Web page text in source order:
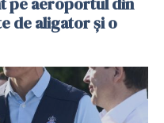
de aligator și o